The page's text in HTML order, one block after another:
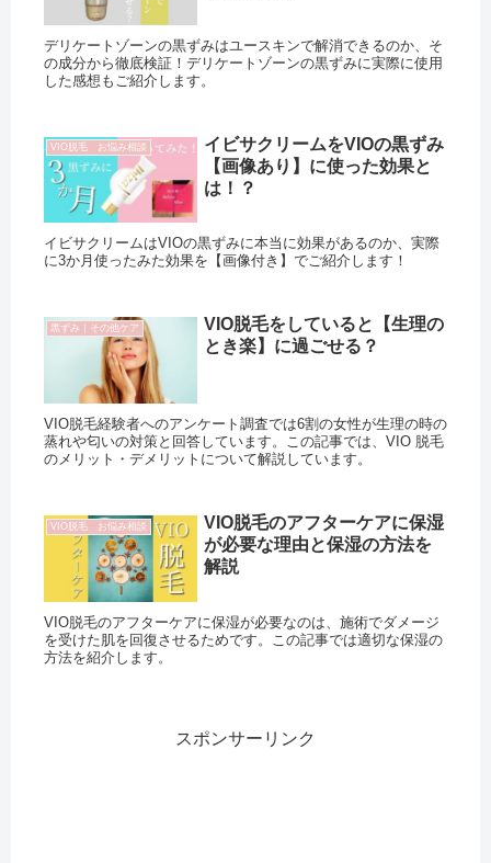
デリケートゾーンの黒ずみはユースキンで解消できるのか、そ
の成分から徹底検証！デリケートゾーンの黒ずみに実際に使用
した感想もご紹介します。
VIO脱毛 お悩み相談
イビサクリームをVIOの黒ずみ
【画像あり】に使った効果と
は！？
イビサクリームはVIOの黒ずみに本当に効果があるのか、実際
に3か月使ったみた効果を【画像付き】でご紹介します！
黒ずみ｜その他ケア
VIO脱毛をしていると【生理の
とき楽】に過ごせる？
VIO脱毛経験者へのアンケート調査では6割の女性が生理の時の
蒸れや匂いの対策と回答しています。この記事では、VIO 脱毛
のメリット・デメリットについて解説しています。
VIO脱毛 お悩み相談
VIO脱毛のアフターケアに保湿
が必要な理由と保湿の方法を
解説
VIO脱毛のアフターケアに保湿が必要なのは、施術でダメージ
を受けた肌を回復させるためです。この記事では適切な保湿の
方法を紹介します。
スポンサーリンク